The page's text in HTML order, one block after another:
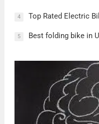
4 Top Rated Electric
5 Best folding bike in